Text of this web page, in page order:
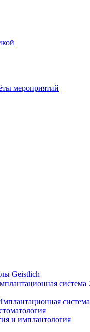
мероприятий
Geistlich
и имплантология